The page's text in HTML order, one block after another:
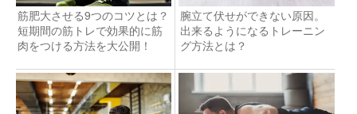
筋肥大させる9つのコツとは？
短期間の筋トレで効果的に筋
肉をつける方法を大公開！
腕立て伏せができない原因。
出来るようになるトレーニン
グ方法とは？